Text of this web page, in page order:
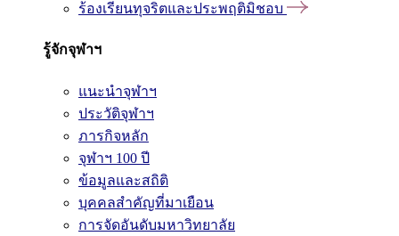
ร้องเรียนทุจริตและประพฤติมิชอบ
รู้จักจุฬาฯ
แนะนำจุฬาฯ
ประวัติจุฬาฯ
ภารกิจหลัก
จุฬาฯ 100 ปี
ข้อมูลและสถิติ
บุคคลสำคัญที่มาเยือน
การจัดอันดับมหาวิทยาลัย